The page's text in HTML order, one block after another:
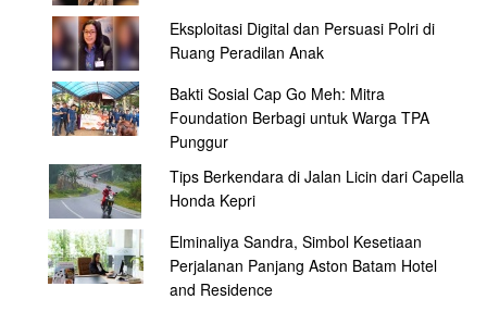
Eksploitasi Digital dan Persuasi Polri di
Ruang Peradilan Anak
Bakti Sosial Cap Go Meh: Mitra
Foundation Berbagi untuk Warga TPA
Punggur
Tips Berkendara di Jalan Licin dari Capella
Honda Kepri
Elminaliya Sandra, Simbol Kesetiaan
Perjalanan Panjang Aston Batam Hotel
and Residence